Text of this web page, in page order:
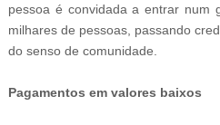
pessoa é convidada a entrar num
milhares de pessoas, passando
do senso de comunidade.
Pagamentos em valores baixos